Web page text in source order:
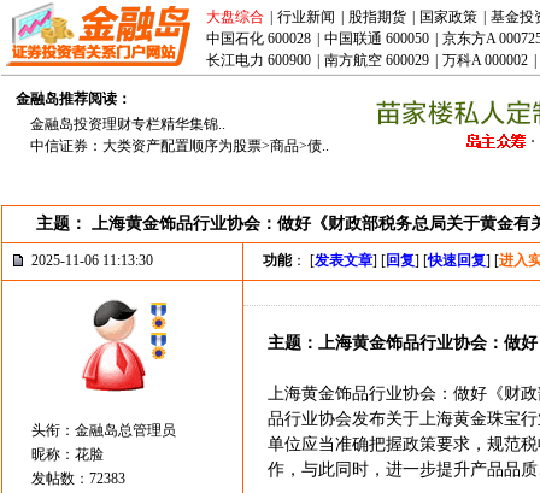
大盘综合 行业新闻 股指期货 国家政策
基金投
中国石化 600028
中国联通 600050
京东方A
长江电力 600900
南方航空 600029 万科A 000002
金融岛推荐阅读：
金融岛投资理财专栏精华集锦..
中信证券：大类资产配置顺序为股票>商品>债..
主题： 上海黄金饰品行业协会：做好《财政部税务总局关于黄金有
2025-11-06 11:13:30 功能： [发表文章] [回复] [快速回复] [进入
头衔：金融岛总管理员
昵称：花脸
发帖数：72383
主题：上海黄金饰品行业协会：做
上海黄金饰品行业协会：做好《财
品行业协会发布关于上海黄金珠宝
单位应当准确把握政策要求，规范
作，与此同时，进一步提升产品品